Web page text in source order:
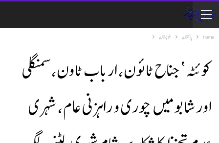
Home پاکستان بلوچستان
کوئٹہ ‘ جناح ٹائون، ارباب ٹاون، سمنگلی
اور شابو میں چوری و راہزنی عام، شہری